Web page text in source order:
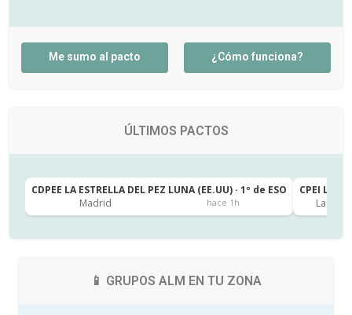
Me sumo al pacto ¿Cómo funciona?
ÚLTIMOS PACTOS
CDPEE LA ESTRELLA DEL PEZ LUNA (EE.UU) · 1º de ESO
Madrid
hace 1h
CPEI LA
Las
📱 GRUPOS ALM EN TU ZONA